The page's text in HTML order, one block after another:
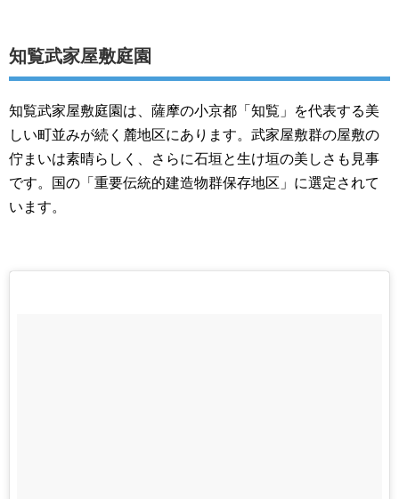
知覧武家屋敷庭園
知覧武家屋敷庭園は、薩摩の小京都「知覧」を代表する美
しい町並みが続く麓地区にあります。武家屋敷群の屋敷の
佇まいは素晴らしく、さらに石垣と生け垣の美しさも見事
です。国の「重要伝統的建造物群保存地区」に選定されて
います。